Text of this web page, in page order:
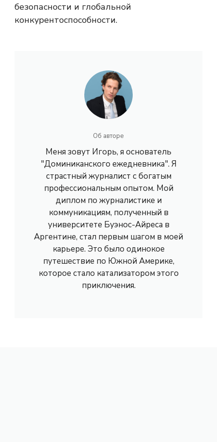
безопасности и глобальной
конкурентоспособности.
Об авторе
Меня зовут Игорь, я основатель
"Доминиканского ежедневника". Я
страстный журналист с богатым
профессиональным опытом. Мой
диплом по журналистике и
коммуникациям, полученный в
университете Буэнос-Айреса в
Аргентине, стал первым шагом в моей
карьере. Это было одинокое
путешествие по Южной Америке,
которое стало катализатором этого
приключения.